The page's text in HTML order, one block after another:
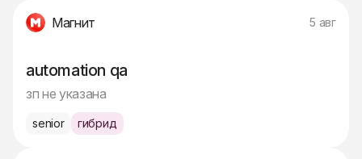
Магнит 5 авг
automation qa
зп не указана
senior гибрид